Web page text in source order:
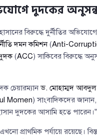
দুদকের
বিরুদ্ধে দুর্নীতির
দমন কমিশন(Anti-
(ACC) সাকিবের বিরুদ্ধে
চেয়ারম্যানড. মোহাম্মদ
Momen) সাংবাদিকদের
দুদকের আসামি হতে পারেন।”
প্রাথমিক পর্যায়ে রয়েছে।